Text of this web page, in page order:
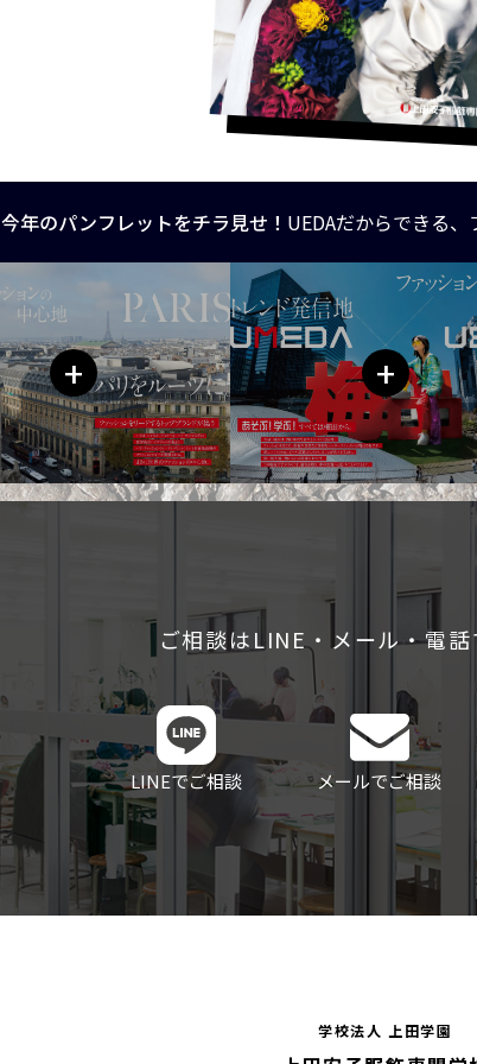
今年のパンフレットをチラ見せ！ UEDAだからできる、
+ +
ご相談はLINE・メール・電話
LINEでご相談 メールでご相談
学校法人 上田学園